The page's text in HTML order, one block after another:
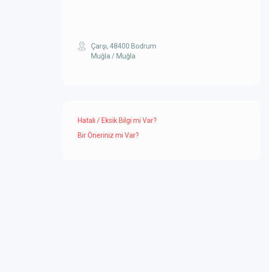
Çarşı, 48400 Bodrum
Muğla / Muğla
Hatalı / Eksik Bilgi mi Var?
Bir Öneriniz mi Var?